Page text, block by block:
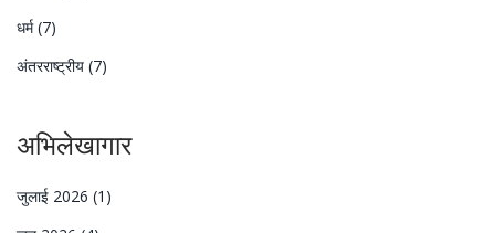
धर्म(7)
अंतरराष्ट्रीय (7)
अभिलेखागार
जुलाई 2026 (1)